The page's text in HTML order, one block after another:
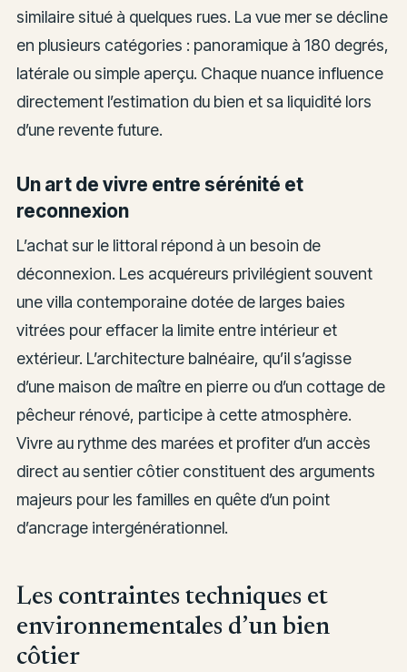
similaire situé à quelques rues. La vue mer se décline
en plusieurs catégories : panoramique à 180 degrés,
latérale ou simple aperçu. Chaque nuance influence
directement l’estimation du bien et sa liquidité lors
d’une revente future.
Un art de vivre entre sérénité et
reconnexion
L’achat sur le littoral répond à un besoin de
déconnexion. Les acquéreurs privilégient souvent
une villa contemporaine dotée de larges baies
vitrées pour effacer la limite entre intérieur et
extérieur. L’architecture balnéaire, qu’il s’agisse
d’une maison de maître en pierre ou d’un cottage de
pêcheur rénové, participe à cette atmosphère.
Vivre au rythme des marées et profiter d’un accès
direct au sentier côtier constituent des arguments
majeurs pour les familles en quête d’un point
d’ancrage intergénérationnel.
Les contraintes techniques et
environnementales d’un bien
côtier